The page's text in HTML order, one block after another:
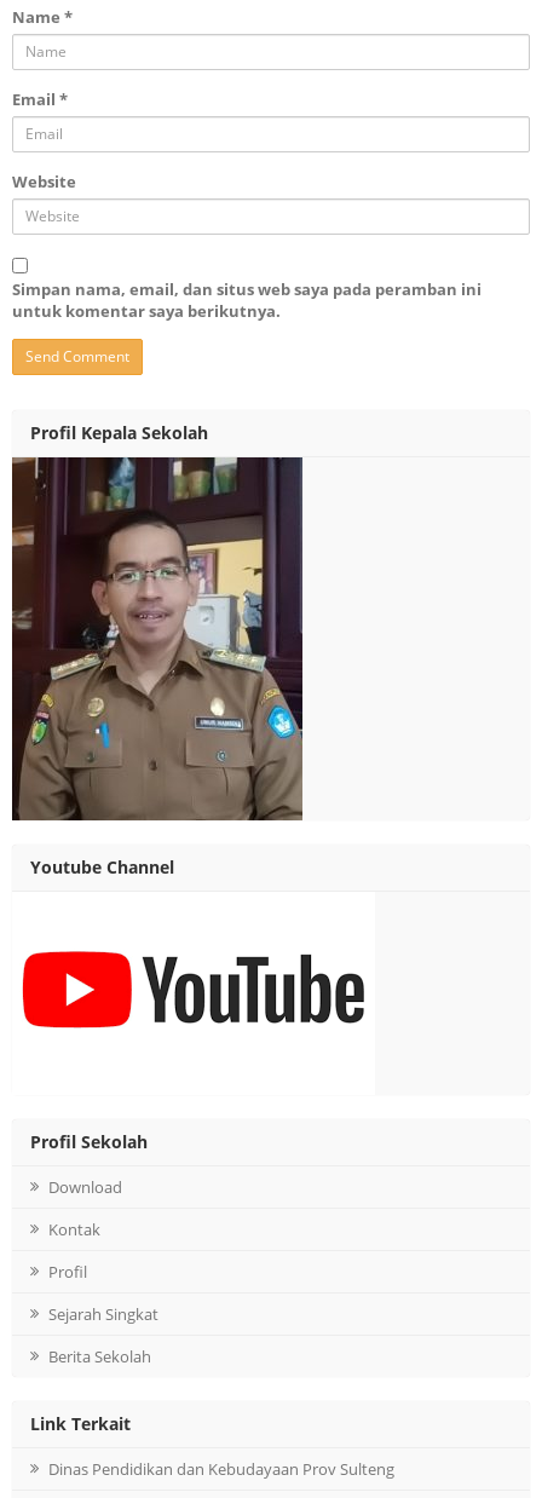
Name *
Email *
Website
Simpan nama, email, dan situs web saya pada peramban ini
untuk komentar saya berikutnya.
Profil Kepala Sekolah
Youtube Channel
Profil Sekolah
Download
Kontak
Profil
Sejarah Singkat
Berita Sekolah
Link Terkait
Dinas Pendidikan dan Kebudayaan Prov Sulteng